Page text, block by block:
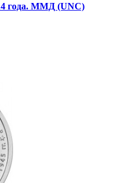
года. ММД (UNC)